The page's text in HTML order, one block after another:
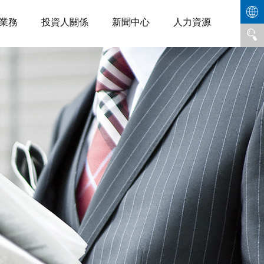
務 投資人關係 新聞中心 人力資源